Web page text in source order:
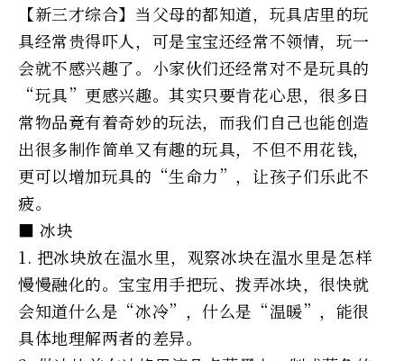
【新三才综合】当父母的都知道，玩具店里的玩
具经常贵得吓人，可是宝宝还经常不领情，玩一
会就不感兴趣了。小家伙们还经常对不是玩具的
“玩具”更感兴趣。其实只要肯花心思，很多日
常物品竟有着奇妙的玩法，而我们自己也能创造
出很多制作简单又有趣的玩具，不但不用花钱，
更可以增加玩具的“生命力”，让孩子们乐此不
疲。
■ 冰块
1. 把冰块放在温水里，观察冰块在温水里是怎样
慢慢融化的。宝宝用手把玩、拨弄冰块，很快就
会知道什么是“冰冷”，什么是“温暖”，能很
具体地理解两者的差异。